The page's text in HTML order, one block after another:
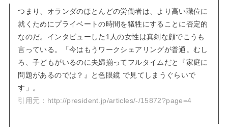
つまり、オランダのほとんどの労働者は、より高い職位に
就くためにプライベートの時間を犠牲にすることに否定的
なのだ。インタビューした1人の女性は真剣な顔でこうも
言っている。「今はもうワークシェアリングが普通。むし
ろ、子どもがいるのに夫婦揃ってフルタイムだと『家庭に
問題があるのでは？』と色眼鏡 で見てしまうぐらいで
す」。
引用元：http://president.jp/articles/-/15872?page=4